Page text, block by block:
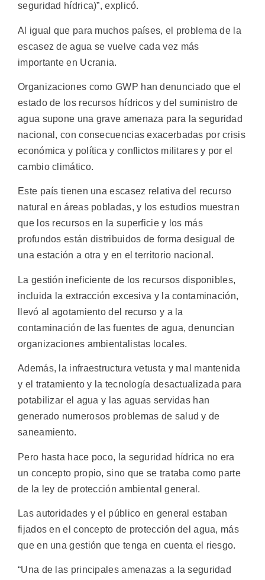
seguridad hídrica)”, explicó.
Al igual que para muchos países, el problema de la
escasez de agua se vuelve cada vez más
importante en Ucrania.
Organizaciones como GWP han denunciado que el
estado de los recursos hídricos y del suministro de
agua supone una grave amenaza para la seguridad
nacional, con consecuencias exacerbadas por crisis
económica y política y conflictos militares y por el
cambio climático.
Este país tienen una escasez relativa del recurso
natural en áreas pobladas, y los estudios muestran
que los recursos en la superficie y los más
profundos están distribuidos de forma desigual de
una estación a otra y en el territorio nacional.
La gestión ineficiente de los recursos disponibles,
incluida la extracción excesiva y la contaminación,
llevó al agotamiento del recurso y a la
contaminación de las fuentes de agua, denuncian
organizaciones ambientalistas locales.
Además, la infraestructura vetusta y mal mantenida
y el tratamiento y la tecnología desactualizada para
potabilizar el agua y las aguas servidas han
generado numerosos problemas de salud y de
saneamiento.
Pero hasta hace poco, la seguridad hídrica no era
un concepto propio, sino que se trataba como parte
de la ley de protección ambiental general.
Las autoridades y el público en general estaban
fijados en el concepto de protección del agua, más
que en una gestión que tenga en cuenta el riesgo.
“Una de las principales amenazas a la seguridad